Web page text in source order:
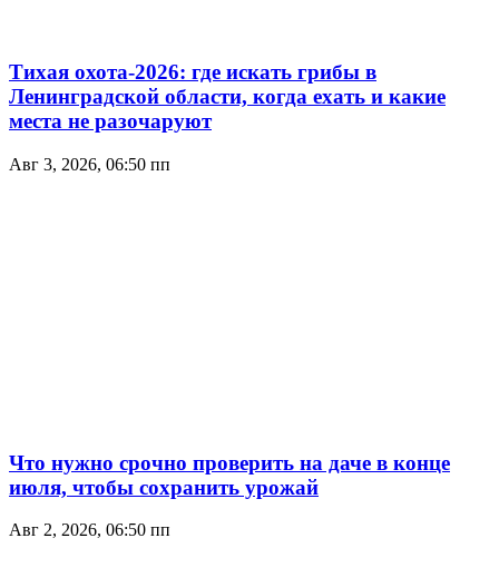
Тихая охота-2026: где искать грибы в
Ленинградской области, когда ехать и какие
места не разочаруют
Авг 3, 2026, 06:50 пп
Что нужно срочно проверить на даче в конце
июля, чтобы сохранить урожай
Авг 2, 2026, 06:50 пп